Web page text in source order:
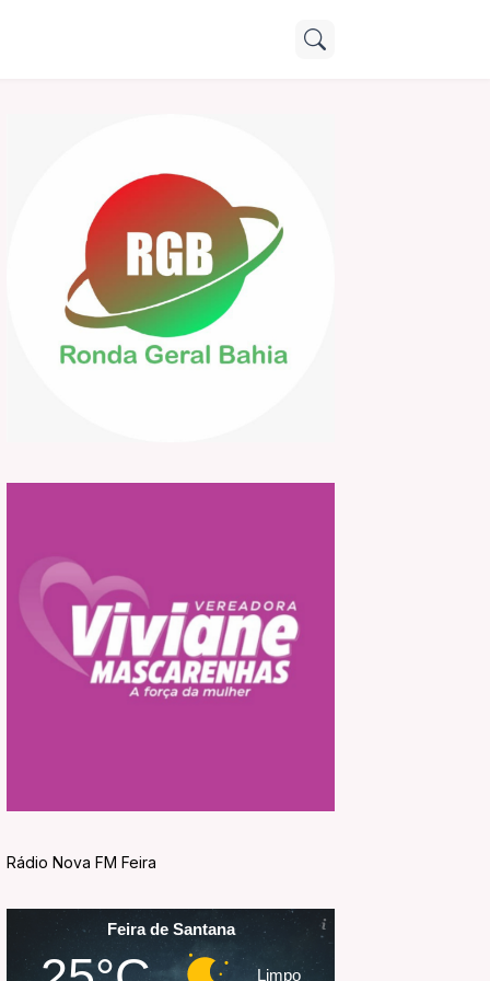
Rádio Nova FM Feira
Feira de Santana
Limpo